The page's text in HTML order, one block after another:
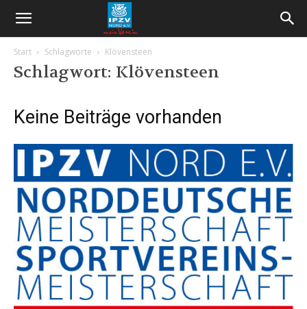
Start Schlagworte Klövensteen
Schlagwort: Klövensteen
Keine Beiträge vorhanden